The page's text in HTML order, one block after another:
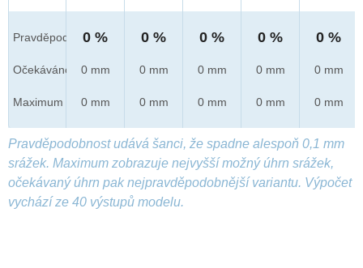
Pravděpod.
Očekáváno
Maximum
0 %
0 mm
0 mm
0 %
0 mm
0 mm
0 %
0 mm
0 mm
0 %
0 mm
0 mm
0 %
0 mm
0 mm
Pravděpodobnost udává šanci, že spadne alespoň 0,1 mm
srážek. Maximum zobrazuje nejvyšší možný úhrn srážek,
očekávaný úhrn pak nejpravděpodobnější variantu. Výpočet
vychází ze 40 výstupů modelu.